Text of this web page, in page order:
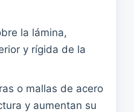
la lámina,
y rígida de la
o mallas de acero
y aumentan su